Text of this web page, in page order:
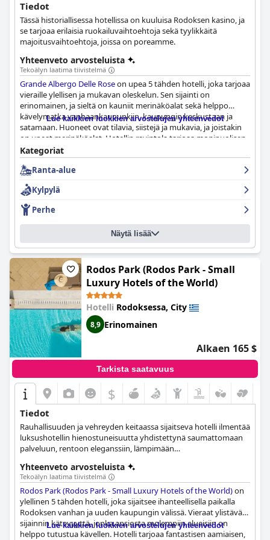
Tiedot
Tässä historiallisessa hotellissa on kuuluisa Rodoksen kasino, ja
se tarjoaa erilaisia ruokailuvaihtoehtoja sekä tyylikkäitä
majoitusvaihtoehtoja, joissa on poreamme.
Yhteenveto arvosteluista
Tekoälyn laatima tiivistelmä
Grande Albergo Delle Roseon upea 5 tähden hotelli, joka tarjoaa
vieraille ylellisen ja mukavan oleskelun. Sen sijainti on
erinomainen, ja sieltä on kauniit merinäköalat sekä helppo
kävelymatka vanhaankaupunkiin, kaupungin keskustaan ja
satamaan. Huoneet ovat tilavia, siistejä ja mukavia, ja joistakin
on upeat merinäköalat. Hotellin ravintola tarjoaa monipuolisen
ja herkullisen aamiaisen, joka tarjoillaan tyylikkäässä ilmapiirissä.
Henkilökunta on ammattitaitoista, ystävällistä ja avuliasta
tarjoten poikkeuksellista palvelua koko vierailun ajan. Allasalue
ja ranta ovat molemmat nautittavia, ja erityisesti rannan ystävät
rakastavat läheisyyttä mereen. Kaiken kaikkiaan
Grande Albergo
Delle Rose
niille, jotka etsivät ylellistä ja rentouttavaa lomaa.
Lue kaikkien luokkien arvostelujen yhteenvedot
Kategoriat
Ranta-alue
Kylpylä
Perhe
Näytä lisää
Rodos Park (Rodos Park - Small
Luxury Hotels of the World)
Hotelli Rodoksessa, City
8,9 Erinomainen
Alkaen 165 $
Tarkista saatavuus
$
Tiedot
Rauhallisuuden ja vehreyden keitaassa sijaitseva hotelli ilmentää
luksushotellin hienostuneisuutta yhdistettynä saumattomaan
palveluun, rentoon eleganssiin, lämpimään
Yhteenveto arvosteluista
Tekoälyn laatima tiivistelmä
Rodos Park (Rodos Park - Small Luxury Hotels of the World)on
ylellinen 5 tähden hotelli, joka sijaitsee ihanteellisella paikalla
Rodoksen vanhan ja uuden kaupungin välissä. Vieraat ylistävät
sijainnin kätevyyttä, jonka ansiosta molempiin alueisiin on
helppo tutustua kävellen. Hotelli tarjoaa fantastisen aamiaisen,
Lue kaikkien luokkien arvostelujen yhteenvedot